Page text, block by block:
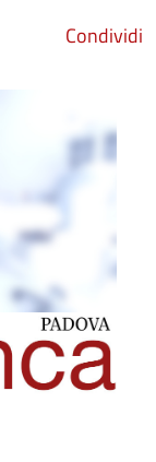
Condividi